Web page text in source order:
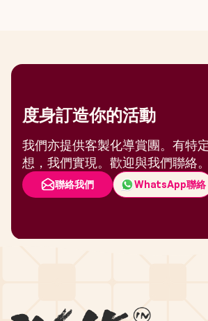
度身訂造你的活動
我們亦提供客製化導賞團。有特
想，我們實現。歡迎與我們聯絡。
聯絡我們 WhatsApp聯絡